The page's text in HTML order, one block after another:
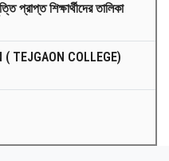
শিক্ষার্থীদের তালিকা
( TEJGAON COLLEGE)